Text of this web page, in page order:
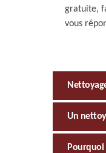
gratuite,
vous
Un
Pourquoi